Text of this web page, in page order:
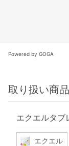
Powered by GOGA
取り扱い商品
エクエルタブ
エクエル